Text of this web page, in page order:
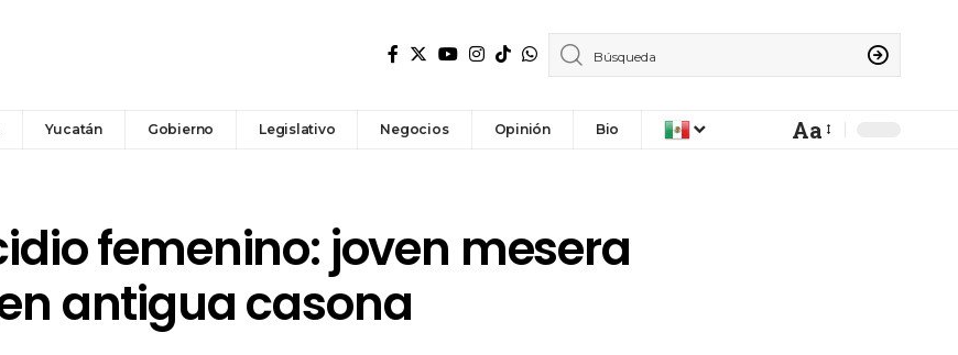
Yucatán Gobierno Legislativo Negocios Opinión Bio Aa
femenino: joven mesera
antigua casona